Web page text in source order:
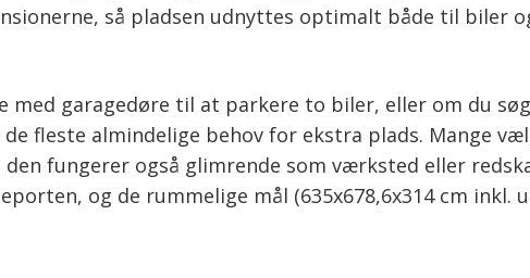
så pladsen udnyttes optimalt både til biler
med garagedøre til at parkere to biler, eller om du
fleste almindelige behov for ekstra plads. Mange
fungerer også glimrende som værksted eller
og de rummelige mål (635x678,6x314 cm